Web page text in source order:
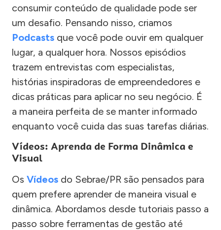
consumir conteúdo de qualidade pode ser
um desafio. Pensando nisso, criamos
Podcasts que você pode ouvir em qualquer
lugar, a qualquer hora. Nossos episódios
trazem entrevistas com especialistas,
histórias inspiradoras de empreendedores e
dicas práticas para aplicar no seu negócio. É
a maneira perfeita de se manter informado
enquanto você cuida das suas tarefas diárias.
Vídeos: Aprenda de Forma Dinâmica e
Visual
Os Vídeos do Sebrae/PR são pensados para
quem prefere aprender de maneira visual e
dinâmica. Abordamos desde tutoriais passo a
passo sobre ferramentas de gestão até